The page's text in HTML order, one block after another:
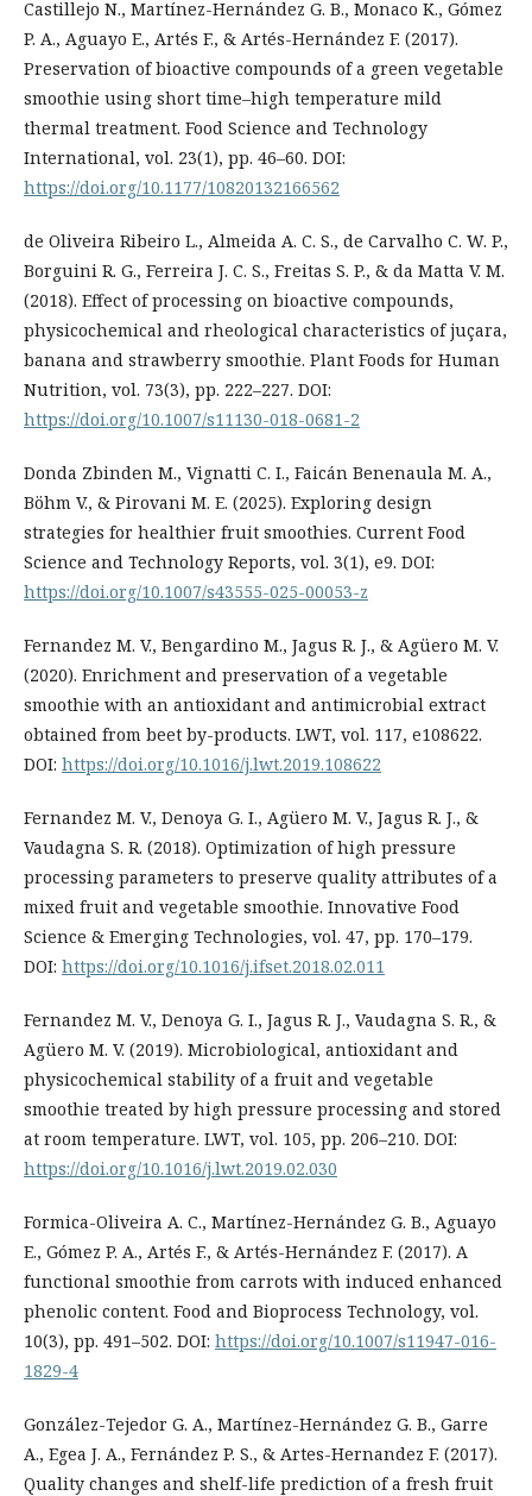
Castillejo N., Martínez-Hernández G. B., Monaco K., Gómez
P. A., Aguayo E., Artés F., & Artés-Hernández F. (2017).
Preservation of bioactive compounds of a green vegetable
smoothie using short time–high temperature mild
thermal treatment. Food Science and Technology
International, vol. 23(1), pp. 46–60. DOI:
https://doi.org/10.1177/10820132166562
de Oliveira Ribeiro L., Almeida A. C. S., de Carvalho C. W. P.,
Borguini R. G., Ferreira J. C. S., Freitas S. P., & da Matta V. M.
(2018). Effect of processing on bioactive compounds,
physicochemical and rheological characteristics of juçara,
banana and strawberry smoothie. Plant Foods for Human
Nutrition, vol. 73(3), pp. 222–227. DOI:
https://doi.org/10.1007/s11130-018-0681-2
Donda Zbinden M., Vignatti C. I., Faicán Benenaula M. A.,
Böhm V., & Pirovani M. E. (2025). Exploring design
strategies for healthier fruit smoothies. Current Food
Science and Technology Reports, vol. 3(1), e9. DOI:
https://doi.org/10.1007/s43555-025-00053-z
Fernandez M. V., Bengardino M., Jagus R. J., & Agüero M. V.
(2020). Enrichment and preservation of a vegetable
smoothie with an antioxidant and antimicrobial extract
obtained from beet by-products. LWT, vol. 117, e108622.
DOI: https://doi.org/10.1016/j.lwt.2019.108622
Fernandez M. V., Denoya G. I., Agüero M. V., Jagus R. J., &
Vaudagna S. R. (2018). Optimization of high pressure
processing parameters to preserve quality attributes of a
mixed fruit and vegetable smoothie. Innovative Food
Science & Emerging Technologies, vol. 47, pp. 170–179.
DOI: https://doi.org/10.1016/j.ifset.2018.02.011
Fernandez M. V., Denoya G. I., Jagus R. J., Vaudagna S. R., &
Agüero M. V. (2019). Microbiological, antioxidant and
physicochemical stability of a fruit and vegetable
smoothie treated by high pressure processing and stored
at room temperature. LWT, vol. 105, pp. 206–210. DOI:
https://doi.org/10.1016/j.lwt.2019.02.030
Formica-Oliveira A. C., Martínez-Hernández G. B., Aguayo
E., Gómez P. A., Artés F., & Artés-Hernández F. (2017). A
functional smoothie from carrots with induced enhanced
phenolic content. Food and Bioprocess Technology, vol.
10(3), pp. 491–502. DOI: https://doi.org/10.1007/s11947-016-
1829-4
González-Tejedor G. A., Martínez-Hernández G. B., Garre
A., Egea J. A., Fernández P. S., & Artes-Hernandez F. (2017).
Quality changes and shelf-life prediction of a fresh fruit